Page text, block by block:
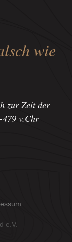
wie
zur Zeit der
479 v.Chr –
e.V.